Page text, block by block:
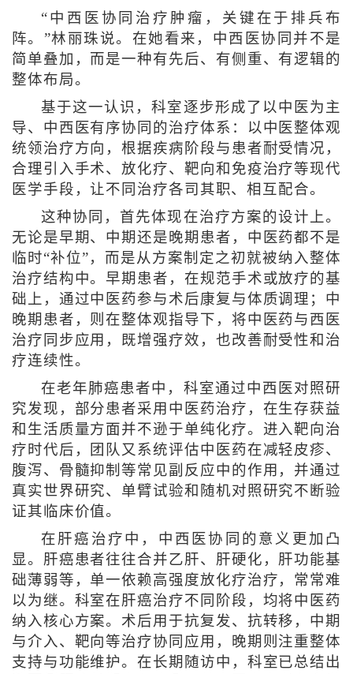
“中西医协同治疗肿瘤，关键在于排兵布
阵。”林丽珠说。在她看来，中西医协同并不是
简单叠加，而是一种有先后、有侧重、有逻辑的
整体布局。
基于这一认识，科室逐步形成了以中医为主
导、中西医有序协同的治疗体系：以中医整体观
统领治疗方向，根据疾病阶段与患者耐受情况，
合理引入手术、放化疗、靶向和免疫治疗等现代
医学手段，让不同治疗各司其职、相互配合。
这种协同，首先体现在治疗方案的设计上。
无论是早期、中期还是晚期患者，中医药都不是
临时“补位”，而是从方案制定之初就被纳入整体
治疗结构中。早期患者，在规范手术或放疗的基
础上，通过中医药参与术后康复与体质调理；中
晚期患者，则在整体观指导下，将中医药与西医
治疗同步应用，既增强疗效，也改善耐受性和治
疗连续性。
在老年肺癌患者中，科室通过中西医对照研
究发现，部分患者采用中医药治疗，在生存获益
和生活质量方面并不逊于单纯化疗。进入靶向治
疗时代后，团队又系统评估中医药在减轻皮疹、
腹泻、骨髓抑制等常见副反应中的作用，并通过
真实世界研究、单臂试验和随机对照研究不断验
证其临床价值。
在肝癌治疗中，中西医协同的意义更加凸
显。肝癌患者往往合并乙肝、肝硬化，肝功能基
础薄弱等，单一依赖高强度放化疗治疗，常常难
以为继。科室在肝癌治疗不同阶段，均将中医药
纳入核心方案。术后用于抗复发、抗转移，中期
与介入、靶向等治疗协同应用，晚期则注重整体
支持与功能维护。在长期随访中，科室已总结出